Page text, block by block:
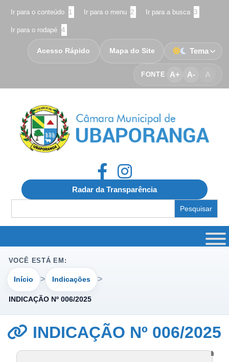
Ir para o conteúdo 1 Ir para o menu 2 Ir para a busca 3
Ir para o rodapé 4
FONTE A+ A- A
Acesso Rápido Mapa do Site Tema
Radar da Transparência
for:
VOCÊ ESTÁ EM:
Início Indicações
INDICAÇÃO Nº 006/2025
INDICAÇÃO Nº 006/2025